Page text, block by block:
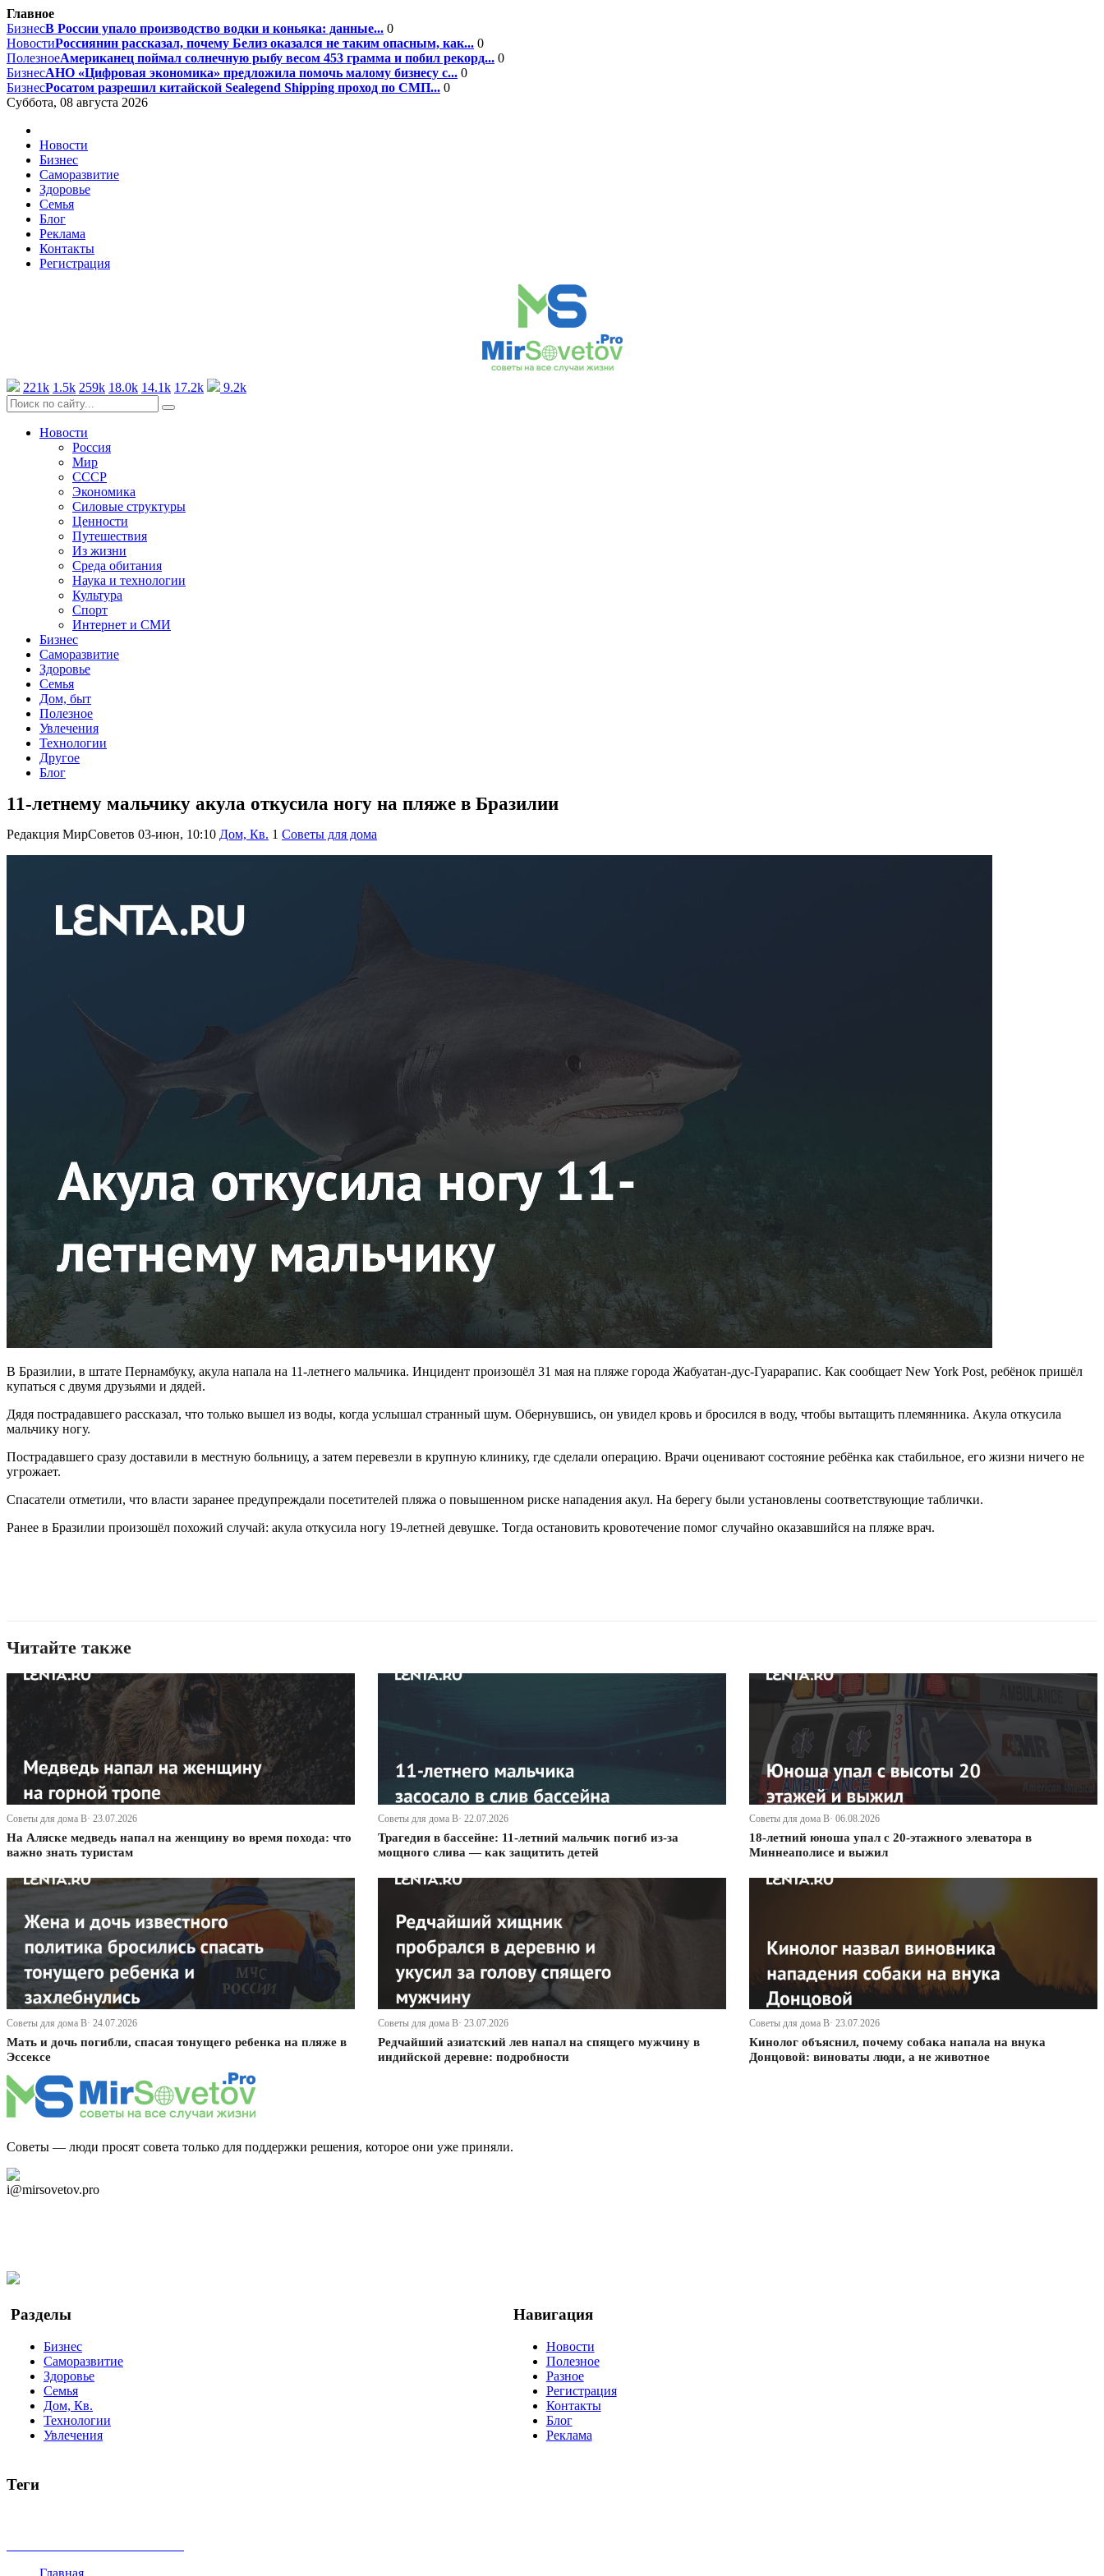
Главное
БизнесВ России упало производство водки и коньяка: данные... 0
НовостиРоссиянин рассказал, почему Белиз оказался не таким опасным, как... 0
ПолезноеАмериканец поймал солнечную рыбу весом 453 грамма и побил рекорд... 0
БизнесАНО «Цифровая экономика» предложила помочь малому бизнесу с... 0
БизнесРосатом разрешил китайской Sealegend Shipping проход по СМП... 0
Суббота, 08 августа 2026
Новости
Бизнес
Саморазвитие
Здоровье
Семья
Блог
Реклама
Контакты
Регистрация
221k 1.5k 259k 18.0k 14.1k 17.2k 9.2k
Новости
Россия
Мир
СССР
Экономика
Силовые структуры
Ценности
Путешествия
Из жизни
Среда обитания
Наука и технологии
Культура
Спорт
Интернет и СМИ
Бизнес
Саморазвитие
Здоровье
Семья
Дом, быт
Полезное
Увлечения
Технологии
Другое
Блог
11-летнему мальчику акула откусила ногу на пляже в Бразилии
Редакция МирСоветов 03-июн, 10:10 Дом, Кв. 1 Советы для дома
В Бразилии, в штате Пернамбуку, акула напала на 11-летнего мальчика. Инцидент произошёл 31 мая на пляже города Жабуатан-дус-Гуарарапис. Как сообщает New York Post, ребёнок пришёл
купаться с двумя друзьями и дядей.
Дядя пострадавшего рассказал, что только вышел из воды, когда услышал странный шум. Обернувшись, он увидел кровь и бросился в воду, чтобы вытащить племянника. Акула откусила
мальчику ногу.
Пострадавшего сразу доставили в местную больницу, а затем перевезли в крупную клинику, где сделали операцию. Врачи оценивают состояние ребёнка как стабильное, его жизни ничего не
угрожает.
Спасатели отметили, что власти заранее предупреждали посетителей пляжа о повышенном риске нападения акул. На берегу были установлены соответствующие таблички.
Ранее в Бразилии произошёл похожий случай: акула откусила ногу 19-летней девушке. Тогда остановить кровотечение помог случайно оказавшийся на пляже врач.
Читайте также
Советы для дома В· 23.07.2026
На Аляске медведь напал на женщину во время похода: что
важно знать туристам
Советы для дома В· 22.07.2026
Трагедия в бассейне: 11-летний мальчик погиб из-за
мощного слива — как защитить детей
Советы для дома В· 06.08.2026
18-летний юноша упал с 20-этажного элеватора в
Миннеаполисе и выжил
Советы для дома В· 24.07.2026
Мать и дочь погибли, спасая тонущего ребенка на пляже в
Эссексе
Советы для дома В· 23.07.2026
Редчайший азиатский лев напал на спящего мужчину в
индийской деревне: подробности
Советы для дома В· 23.07.2026
Кинолог объяснил, почему собака напала на внука
Донцовой: виноваты люди, а не животное
Советы — люди просят совета только для поддержки решения, которое они уже приняли.
i@mirsovetov.pro
Разделы
Бизнес
Саморазвитие
Здоровье
Семья
Дом, Кв.
Технологии
Увлечения
Навигация
Новости
Полезное
Разное
Регистрация
Контакты
Блог
Реклама
Теги